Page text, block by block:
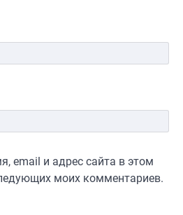
email и адрес сайта в этом
моих комментариев.